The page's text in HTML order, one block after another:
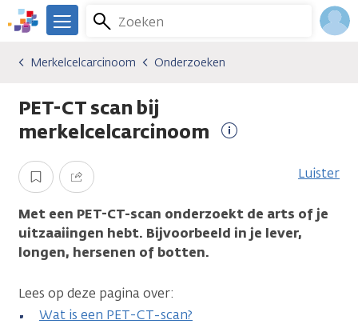
Overslaan
en
gaan
We
er
je.
Kanker.nl
Zoeken
Menu
Kankersoorten
Merkelcelcarcinoom
Onderzoeken
Merkelcelcarcinoom Onderzoeken
PET-CT scan bij
merkelcelcarcinoom
Opslaan Delen Luister
Met een PET-CT-scan onderzoekt de arts of je
uitzaaiingen hebt. Bijvoorbeeld in je lever,
longen, hersenen of botten.
Lees op deze pagina over:
Wat is een PET-CT-scan?